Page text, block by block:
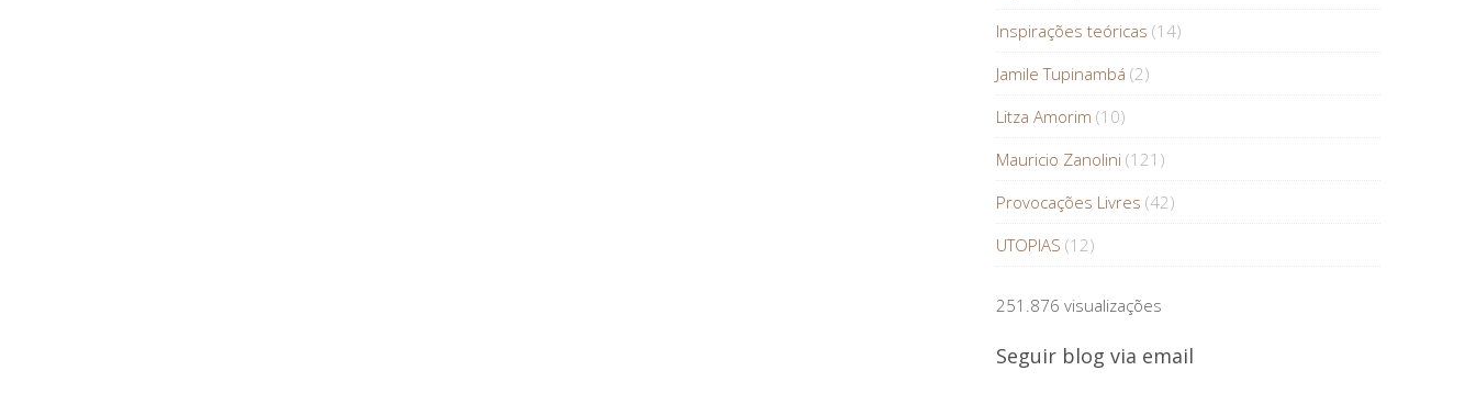
Inspirações teóricas (14)
Jamile Tupinambá (2)
Litza Amorim (10)
Mauricio Zanolini (121)
Provocações Livres (42)
UTOPIAS (12)
251.876 visualizações
Seguir blog via email